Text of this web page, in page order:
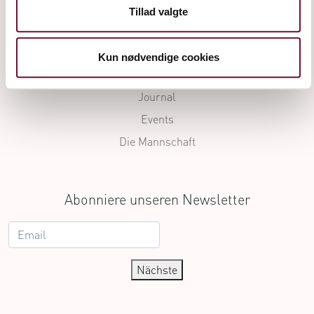
Tillad valgte
Kun nødvendige cookies
Die Drinks
Awards
Die Geschichte
Die Herstellung
Journal
Events
Die Mannschaft
Abonniere unseren Newsletter
Nächste